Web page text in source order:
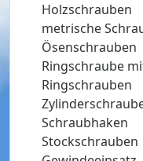
Holzschrauben
metrische
Ösenschrauben
Ringschraube
Ringschrauben
Schraubhaken
Stockschrauben